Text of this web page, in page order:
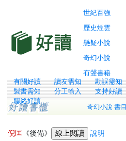
世紀百強
歷史煙雲
懸疑小說
奇幻小說
有聲書籍
有關好讀 讀友需知
勘誤需知
製書需知
分工輸入
支持好讀
聯絡好讀
奇幻小說 書目
倪匡 《後備》 說明